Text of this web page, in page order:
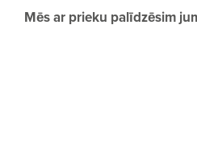
Mēs ar prieku palīdzēsim